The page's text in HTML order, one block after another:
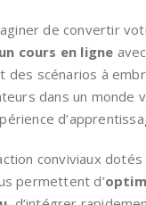
de convertir
cours en ligne
des scénarios à
dans un monde
conviviaux
permettent d’